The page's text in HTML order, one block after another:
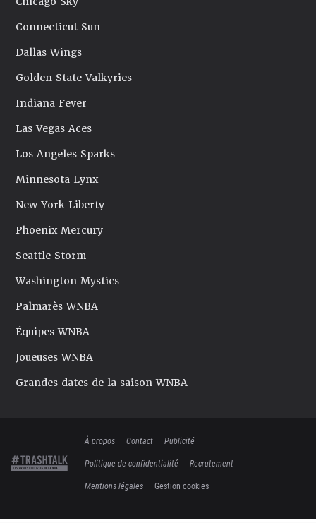
Connecticut Sun
Dallas Wings
Golden State Valkyries
Indiana Fever
Las Vegas Aces
Los Angeles Sparks
Minnesota Lynx
New York Liberty
Phoenix Mercury
Seattle Storm
Washington Mystics
Palmarès WNBA
Équipes WNBA
Joueuses WNBA
Grandes dates de la saison WNBA
À propos Contact
Publicité
Politique de confidentialité
Recrutement
Mentions légales
Gestion cookies